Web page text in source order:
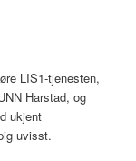
LIS1-tjenesten,
Harstad, og
ukjent
uvisst.